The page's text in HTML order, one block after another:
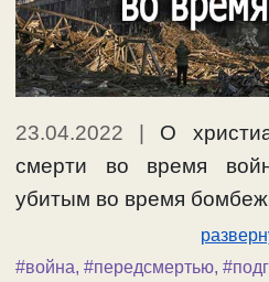
23.04.2022
О
смерти во время
убитым во время
#война, #передсмертью,